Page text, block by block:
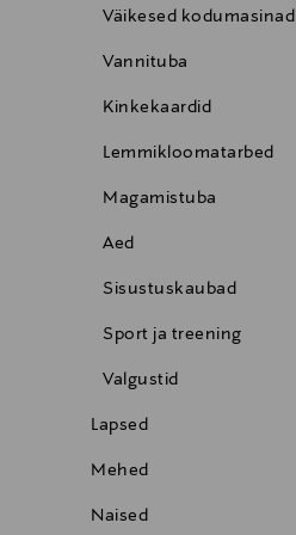
Väikesed kodumasinad
Vannituba
Kinkekaardid
Lemmikloomatarbed
Magamistuba
Aed
Sisustuskaubad
Sport ja treening
Valgustid
Lapsed
Mehed
Naised